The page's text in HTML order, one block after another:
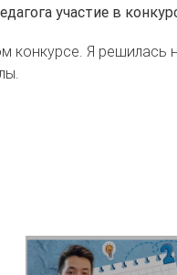
участие в
конкурсе. Я решилась